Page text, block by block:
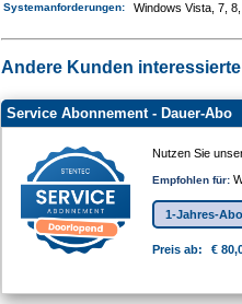
Systemanforderungen: Windows Vista, 7,
Andere Kunden
Service Abonnement - Dauer-Abo
Nutzen Sie
Empfohlen für:
1-Jahres-
Preis ab: €